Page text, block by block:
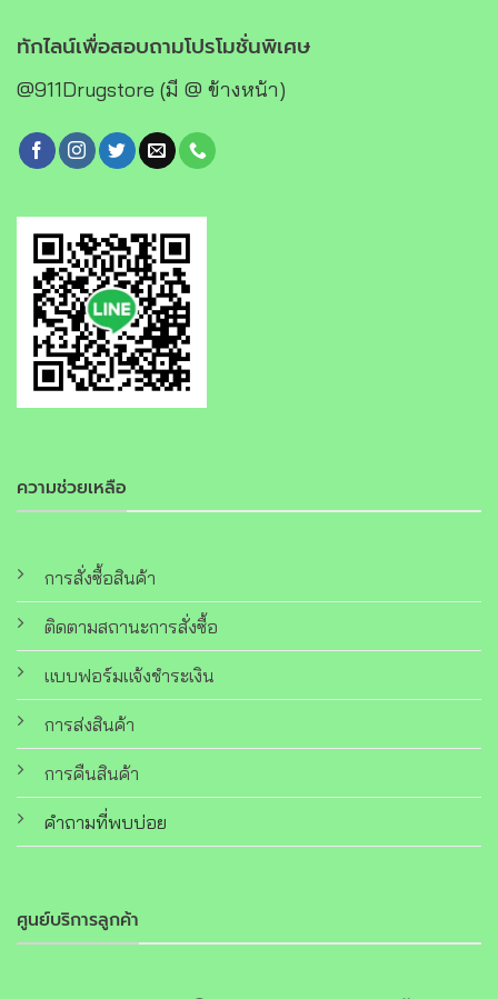
ความช่วยเหลือ
การสั่งซื้อสินค้า
ติดตามสถานะการสั่งซื้อ
แบบฟอร์มแจ้งชำระเงิน
การส่งสินค้า
การคืนสินค้า
คำถามที่พบบ่อย
ศูนย์บริการลูกค้า
ทักไลน์เพื่อสอบถามโปรโมชั่นพิเศษ
@911Drugstore (มี @ ข้างหน้า)